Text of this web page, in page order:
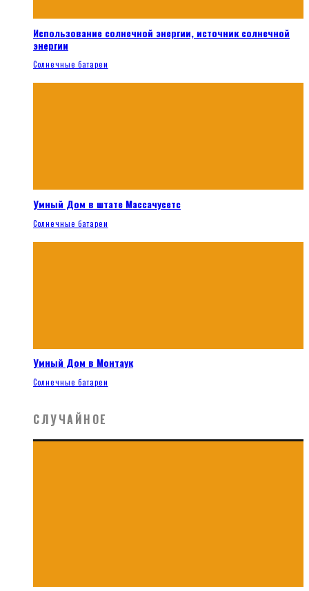
Использование солнечной энергии, источник солнечной
энергии
Солнечные батареи
Умный Дом в штате Массачусетс
Солнечные батареи
Умный Дом в Монтаук
Солнечные батареи
СЛУЧАЙНОЕ